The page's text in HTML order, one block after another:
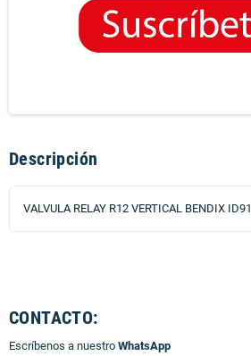
Descripción
VALVULA RELAY R12 VERTICAL BENDIX ID91
CONTACTO:
Escríbenos a nuestro WhatsApp